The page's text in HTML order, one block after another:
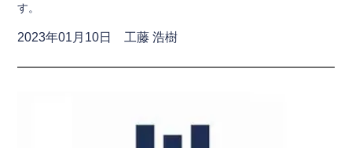
す。
2023年01月10日 工藤 浩樹